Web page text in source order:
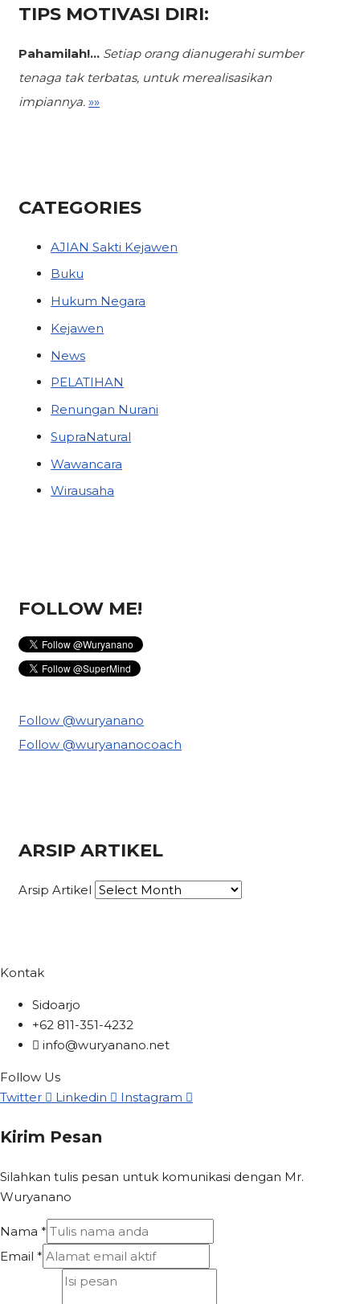
TIPS MOTIVASI DIRI:
Pahamilah!... Setiap orang dianugerahi sumber
tenaga tak terbatas, untuk merealisasikan
impiannya. »»
CATEGORIES
AJIAN Sakti Kejawen
Buku
Hukum Negara
Kejawen
News
PELATIHAN
Renungan Nurani
SupraNatural
Wawancara
Wirausaha
FOLLOW ME!
Follow @wuryanano
Follow @wuryananocoach
ARSIP ARTIKEL
Arsip Artikel
Kontak
Sidoarjo
+62 811-351-4232
info@wuryanano.net
Follow Us
Twitter
Linkedin Instagram
Kirim Pesan
Silahkan tulis pesan untuk komunikasi dengan Mr.
Wuryanano
Nama *
Email *